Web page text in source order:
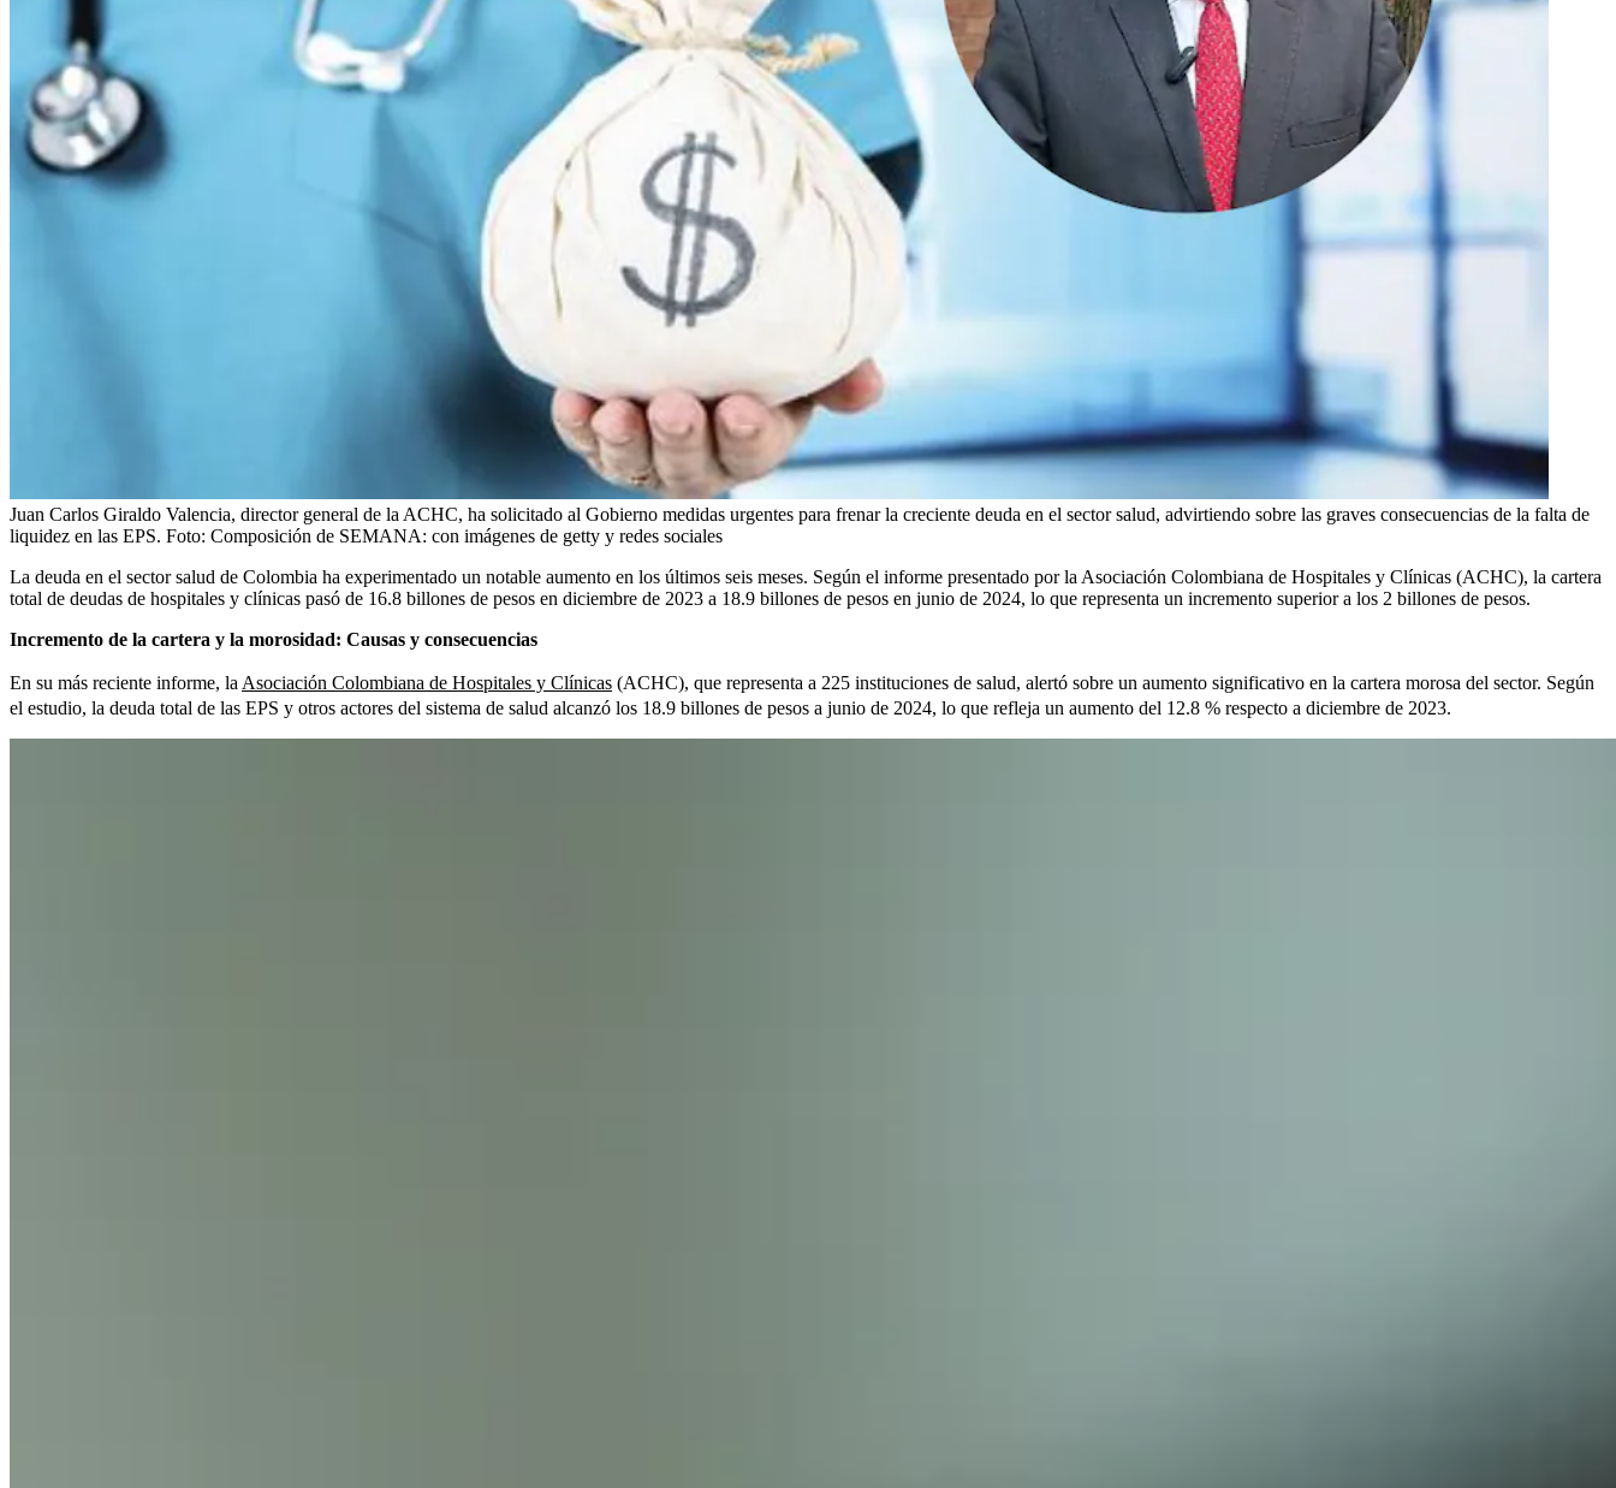
Juan Carlos Giraldo Valencia, director general de la ACHC, ha solicitado al Gobierno medidas urgentes para frenar la creciente deuda en el sector salud, advirtiendo sobre las graves consecuencias de la falta de
liquidez en las EPS. Foto: Composición de SEMANA: con imágenes de getty y redes sociales
La deuda en el sector salud de Colombia ha experimentado un notable aumento en los últimos seis meses. Según el informe presentado por la Asociación Colombiana de Hospitales y Clínicas (ACHC), la cartera
total de deudas de hospitales y clínicas pasó de 16.8 billones de pesos en diciembre de 2023 a 18.9 billones de pesos en junio de 2024, lo que representa un incremento superior a los 2 billones de pesos.
Incremento de la cartera y la morosidad: Causas y consecuencias
En su más reciente informe, la Asociación Colombiana de Hospitales y Clínicas (ACHC), que representa a 225 instituciones de salud, alertó sobre un aumento significativo en la cartera morosa del sector. Según
el estudio, la deuda total de las EPS y otros actores del sistema de salud alcanzó los 18.9 billones de pesos a junio de 2024, lo que refleja un aumento del 12.8 % respecto a diciembre de 2023.